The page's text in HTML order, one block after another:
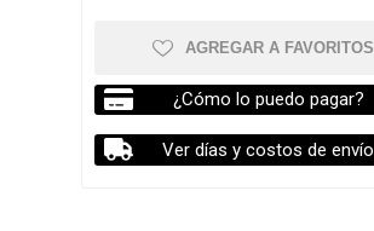
AGREGAR A FAVORITOS
¿Cómo lo puedo pagar?
Ver días y costos de envío